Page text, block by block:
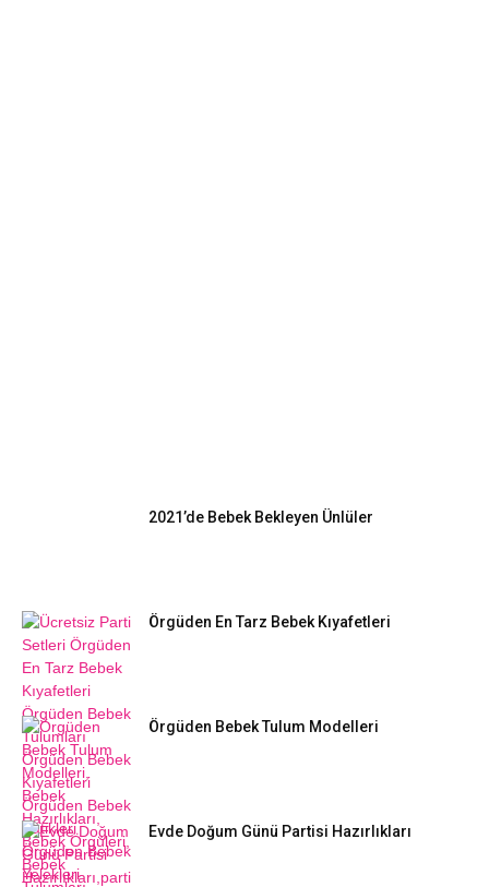
2021’de Bebek Bekleyen Ünlüler
Örgüden En Tarz Bebek Kıyafetleri
Örgüden Bebek Tulum Modelleri
Evde Doğum Günü Partisi Hazırlıkları